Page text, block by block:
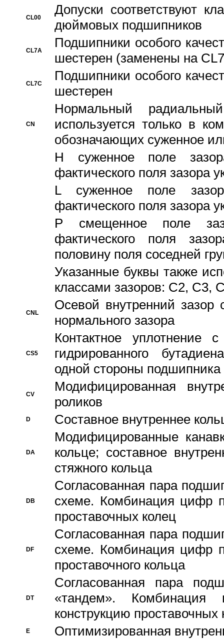
CL00
Допуски соответствуют
дюймовых подшипников
CL7A
Подшипники особого
шестерен (заменены на
CL7C
Подшипники особого
шестерен
CN
Hормальный
используется только в
обозначающих суженное
H суженное поле
фактического поля зазора
L суженное поле
фактического поля зазора
P смещенное поле
фактического поля
половину поля соседней
Указанные буквы также
классами зазоров: С2,
CNL
Осевой внутренний зазор
нормального зазора
CS5
Контактное уплотнение
гидрированного
одной стороны подшипника
CV
Модифицированная
роликов
D Составное внутреннее
DA
Модифицированные
кольце; составное
стяжного кольца
DB
Согласованная пара
схеме. Комбинация цифр
проставочных колец
DF
Согласованная пара
схеме. Комбинация цифр
проставочного кольца
DT
Согласованная пара
«тандем».
конструкцию проставочных
E
Оптимизированная